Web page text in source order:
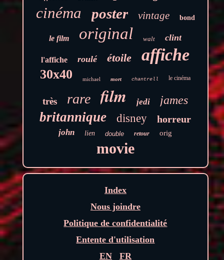
cinéma poster vintage bond
le film original walt clint
l'affiche roulé étoile affiche
30x40 michael mort chantrell le cinéma
très rare film jedi james
britannique disney horreur
john lien double retour orig
movie
Index
Nous joindre
Politique de confidentialité
Entente d'utilisation
EN
FR